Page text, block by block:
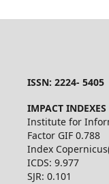
ISSN: 2224-
IMPACT INDEXES
Institute for
Factor GIF 0.788
Index
ICDS: 9.977
SJR: 0.101